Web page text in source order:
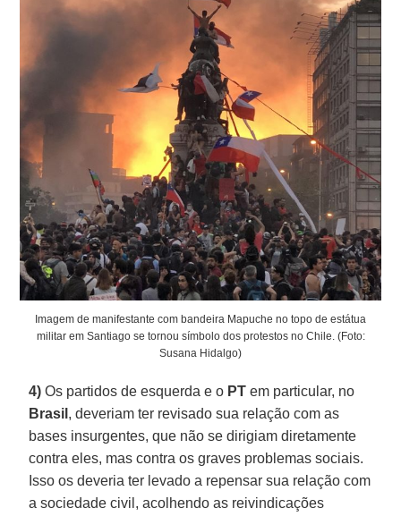
Imagem de manifestante com bandeira Mapuche no topo de estátua
militar em Santiago se tornou símbolo dos protestos no Chile. (Foto:
Susana Hidalgo)
4) Os partidos de esquerda e o PT em particular, no
Brasil , deveriam ter revisado sua relação com as
bases insurgentes, que não se dirigiam diretamente
contra eles, mas contra os graves problemas sociais.
Isso os deveria ter levado a repensar sua relação com
a sociedade civil, acolhendo as reivindicações